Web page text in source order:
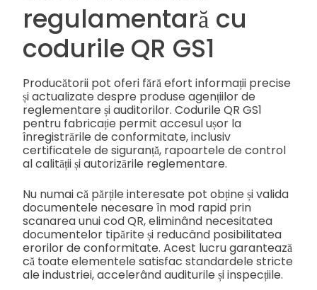
regulamentară cu
codurile QR GS1
Producătorii pot oferi fără efort informații precise
și actualizate despre produse agențiilor de
reglementare și auditorilor. Codurile QR GS1
pentru fabricație permit accesul ușor la
înregistrările de conformitate, inclusiv
certificatele de siguranță, rapoartele de control
al calității și autorizările reglementare.
Nu numai că părțile interesate pot obține și valida
documentele necesare în mod rapid prin
scanarea unui cod QR, eliminând necesitatea
documentelor tipărite și reducând posibilitatea
erorilor de conformitate. Acest lucru garantează
că toate elementele satisfac standardele stricte
ale industriei, accelerând auditurile și inspecțiile.